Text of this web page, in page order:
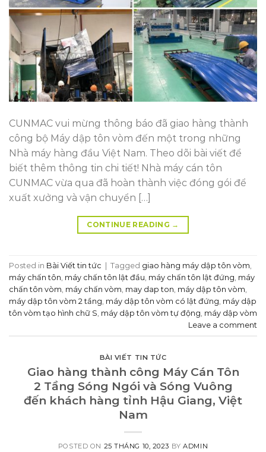
CUNMAC vui mừng thông báo đã giao hàng thành
công bộ Máy dập tôn vòm đến một trong những
Nhà máy hàng đầu Việt Nam. Theo dõi bài viết để
biết thêm thông tin chi tiết! Nhà máy cán tôn
CUNMAC vừa qua đã hoàn thành việc đóng gói để
xuất xưởng và vận chuyển […]
CONTINUE READING →
Posted in Bài Viết tin tức | Tagged giao hàng máy dập tôn vòm
máy chấn tôn máy chấn tôn lật đầu máy chấn tôn lật đứng máy
chấn tôn vòm máy chấn vòm may dap ton máy dập tôn vòm
máy dập tôn vòm 2 tầng máy dập tôn vòm có lật đứng máy dập
tôn vòm tạo hình chữ S máy dập tôn vòm tự động máy dập vòm
Leave a comment
BÀI VIẾT TIN TỨC
Giao hàng thành công Máy Cán Tôn
2 Tầng Sóng Ngói và Sóng Vuông
đến khách hàng tỉnh Hậu Giang, Việt
Nam
POSTED ON 25 THÁNG 10, 2023 BYADMIN